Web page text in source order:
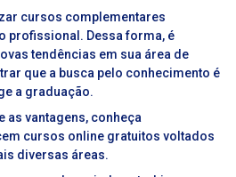
cursos complementares
profissional. Dessa forma, é
tendências em sua área de
que a busca pelo conhecimento é
a graduação.
as vantagens, conheça
cursos online gratuitos voltados
diversas áreas.